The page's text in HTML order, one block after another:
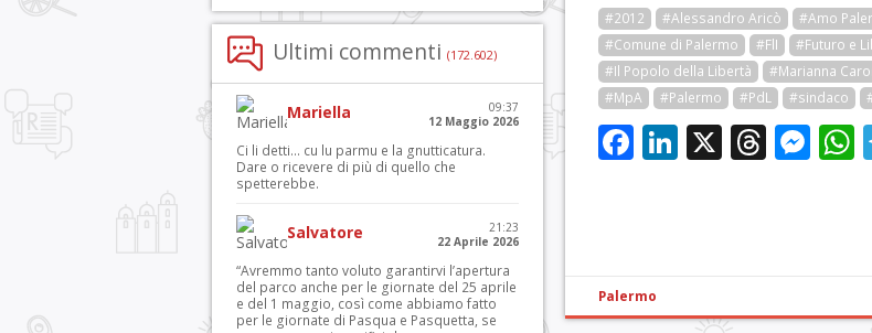
#2012 #Alessandro Aricò #Amo
#Comune di Palermo
#FlI #Futuro e
#Il Popolo della Libertà
#Marianna
#MpA
#Palermo #PdL #sindaco
Facebook
LinkedIn
X
Palermo
Ultimi commenti (172.602)
Mariella
09:37
12 Maggio 2026
Ci li detti… cu lu parmu e la gnutticatura.
Dare o ricevere di più di quello che
spetterebbe.
Salvatore
21:23
22 Aprile 2026
“Avremmo tanto voluto garantirvi l’apertura
del parco anche per le giornate del 25 aprile
e del 1 maggio, così come abbiamo fatto
per le giornate di Pasqua e Pasquetta, se